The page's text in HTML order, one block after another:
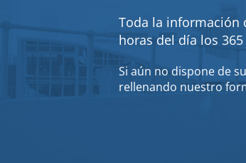
Toda la información
horas del día los
Si aún no dispone de
rellenando nuestro